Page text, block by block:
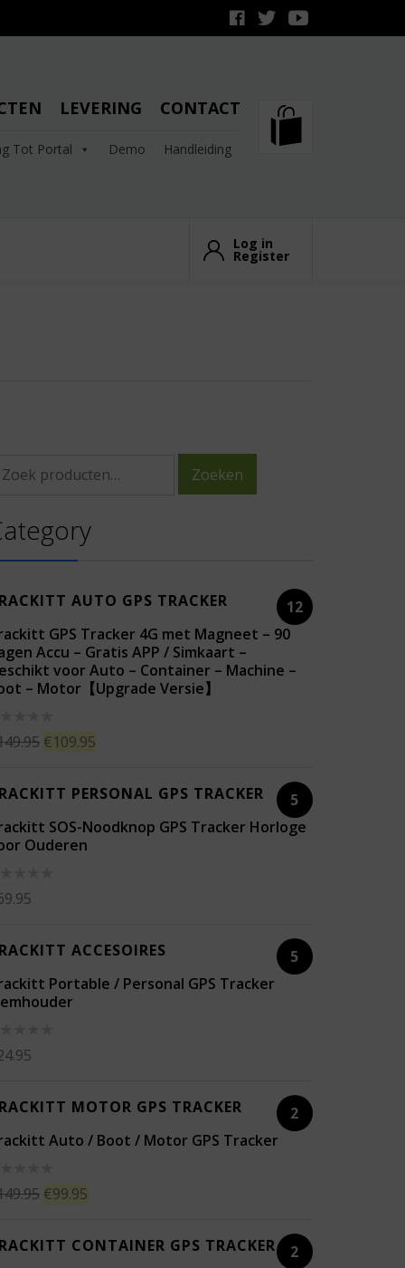
LEVERING CONTACT
Tot Portal Demo Handleiding
Log in
Register
Zoeken
AUTO GPS TRACKER
12
GPS Tracker 4G met Magneet – 90
Accu – Gratis APP / Simkaart –
voor Auto – Container – Machine –
– Motor【Upgrade Versie】
€109.95
PERSONAL GPS TRACKER
5
SOS-Noodknop GPS Tracker Horloge
Ouderen
ACCESOIRES
5
Portable / Personal GPS Tracker
MOTOR GPS TRACKER
2
Auto / Boot / Motor GPS Tracker
€99.95
CONTAINER GPS TRACKER
2